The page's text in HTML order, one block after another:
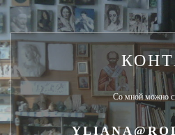
Со мной можно